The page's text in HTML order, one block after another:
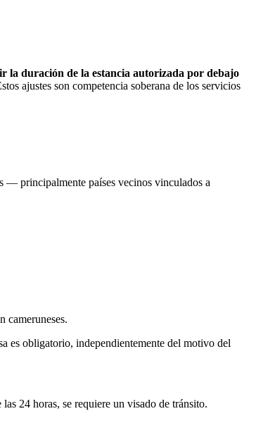
la duración de la estancia autorizada por debajo
ajustes son competencia soberana de los servicios
— principalmente países vecinos vinculados a
cameruneses.
es obligatorio, independientemente del motivo del
24 horas, se requiere un visado de tránsito.